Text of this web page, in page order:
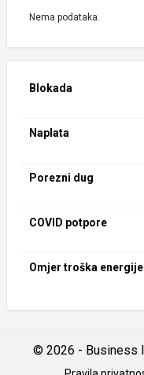
Nema podataka.
Blokada
Naplata
Porezni dug
COVID potpore
Omjer troška energije
© 2026 - Business